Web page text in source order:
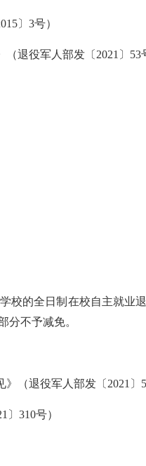
〕3号）
退役军人部发〔2021〕53
的全日制在校自主就业
分不予减免。
（退役军人部发〔2021〕
310号）